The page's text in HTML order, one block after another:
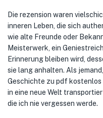
Die rezension waren
inneren Leben, die sich
wie alte Freunde oder
Meisterwerk, ein
Erinnerung bleiben wird,
sie lang anhalten. Als
Geschichte zu pdf kostenlos
in eine neue Welt
die ich nie vergessen werde.